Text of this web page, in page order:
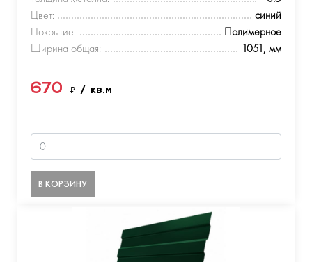
Цвет:
синий
Покрытие:
Полимерное
Ширина общая:
1051, мм
670 ₽ / кв.м
В КОРЗИНУ